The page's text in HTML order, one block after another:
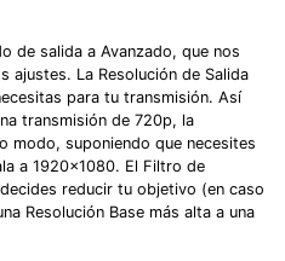
de salida a Avanzado, que nos
ajustes.󠀲󠀧󠀨󠀦󠀤󠀧󠀡󠀢󠀳󠀰 La Resolución de Salida
para tu transmisión.󠀲󠀧󠀨󠀦󠀤󠀧󠀡󠀣󠀳󠀰 Así
transmisión de 720p, la
modo, suponiendo que necesites
a 1920×1080.󠀲󠀧󠀨󠀦󠀤󠀧󠀡󠀥󠀳󠀰 El Filtro de
reducir tu objetivo (en caso
Resolución Base más alta a una